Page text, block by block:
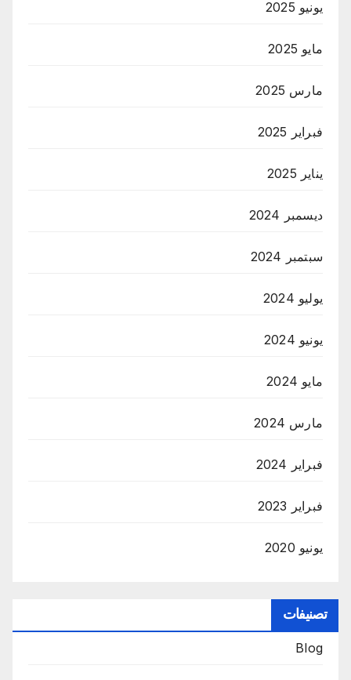
يونيو 2025
مايو 2025
مارس 2025
فبراير 2025
يناير 2025
ديسمبر 2024
سبتمبر 2024
يوليو 2024
يونيو 2024
مايو 2024
مارس 2024
فبراير 2024
فبراير 2023
يونيو 2020
تصنيفات
Blog